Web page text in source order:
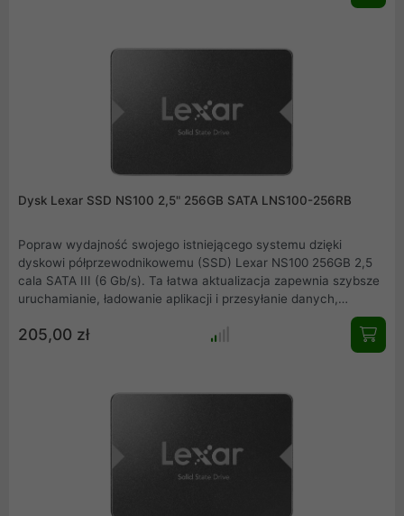
Dysk Lexar SSD NS100 2,5" 256GB SATA LNS100-256RB
Popraw wydajność swojego istniejącego systemu dzięki
dyskowi półprzewodnikowemu (SSD) Lexar NS100 256GB 2,5
cala SATA III (6 Gb/s). Ta łatwa aktualizacja zapewnia szybsze
uruchamianie, ładowanie aplikacji i przesyłanie danych,
zmieniając stary komputer z dinozaura w dynamo z prędkością
odczytu do 550 MB/s. Jest także chłodniejszy, cichszy i
205,00 zł